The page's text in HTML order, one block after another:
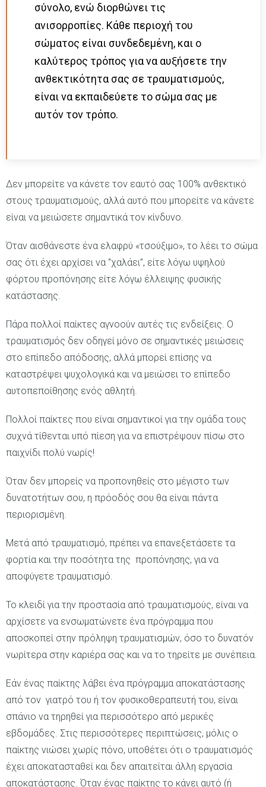
σύνολο, ενώ διορθώνει τις
ανισορροπίες. Κάθε περιοχή του
σώματος είναι συνδεδεμένη, και ο
καλύτερος τρόπος για να αυξήσετε την
ανθεκτικότητα σας σε τραυματισμούς,
είναι να εκπαιδεύετε το σώμα σας με
αυτόν τον τρόπο.
Δεν μπορείτε να κάνετε τον εαυτό σας 100% ανθεκτικό
στους τραυματισμούς, αλλά αυτό που μπορείτε να κάνετε
είναι να μειώσετε σημαντικά τον κίνδυνο.
Όταν αισθάνεστε ένα ελαφρύ «τσούξιμο», το λέει το σώμα
σας ότι έχει αρχίσει να ‘’χαλάει’’, είτε λόγω υψηλού
φόρτου προπόνησης είτε λόγω έλλειψης φυσικής
κατάστασης.
Πάρα πολλοί παίκτες αγνοούν αυτές τις ενδείξεις. Ο
τραυματισμός δεν οδηγεί μόνο σε σημαντικές μειώσεις
στο επίπεδο απόδοσης, αλλά μπορεί επίσης να
καταστρέψει ψυχολογικά και να μειώσει το επίπεδο
αυτοπεποίθησης ενός αθλητή.
Πολλοί παίκτες που είναι σημαντικοί για την ομάδα τους
συχνά τίθενται υπό πίεση για να επιστρέψουν πίσω στο
παιχνίδι πολύ νωρίς!
Όταν δεν μπορείς να προπονηθείς στο μέγιστο των
δυνατοτήτων σου, η πρόοδός σου θα είναι πάντα
περιορισμένη.
Μετά από τραυματισμό, πρέπει να επανεξετάσετε τα
φορτία και την ποσότητα της προπόνησης, για να
αποφύγετε τραυματισμό.
Το κλειδί για την προστασία από τραυματισμούς, είναι να
αρχίσετε να ενσωματώνετε ένα πρόγραμμα που
αποσκοπεί στην πρόληψη τραυματισμών, όσο το δυνατόν
νωρίτερα στην καριέρα σας και να το τηρείτε με συνέπεια.
Εάν ένας παίκτης λάβει ένα πρόγραμμα αποκατάστασης
από τον γιατρό του ή τον φυσικοθεραπευτή του, είναι
σπάνιο να τηρηθεί για περισσότερο από μερικές
εβδομάδες. Στις περισσότερες περιπτώσεις, μόλις ο
παίκτης νιώσει χωρίς πόνο, υποθέτει ότι ο τραυματισμός
έχει αποκατασταθεί και δεν απαιτείται άλλη εργασία
αποκατάστασης. Όταν ένας παίκτης το κάνει αυτό (ή